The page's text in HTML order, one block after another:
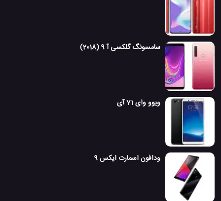
سامسونگ گلکسی آ 9 (2018)
ویوو وای 71 آی
ودافون اسمارت ایکس 9